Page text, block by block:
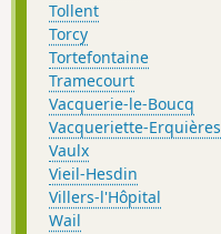
Tollent
Torcy
Tortefontaine
Tramecourt
Vacquerie-le-Boucq
Vacqueriette-Erquières
Vaulx
Vieil-Hesdin
Villers-l'Hôpital
Wail